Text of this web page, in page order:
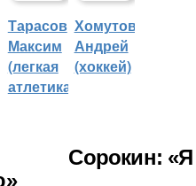
Тарасов
Максим
(легкая
атлетика)
Хомутов
Андрей
(хоккей)
Сорокин: «Я